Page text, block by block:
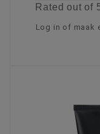
Ratedout of
Log in of maak